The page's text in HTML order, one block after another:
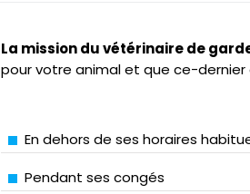
La mission du vétérinaire de
pour votre animal et que ce-dernier
En dehors de ses horaires
Pendant ses congés